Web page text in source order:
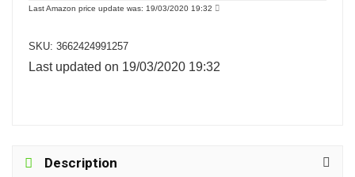
Last Amazon price update was: 19/03/2020 19:32
SKU: 3662424991257
Last updated on 19/03/2020 19:32
Description